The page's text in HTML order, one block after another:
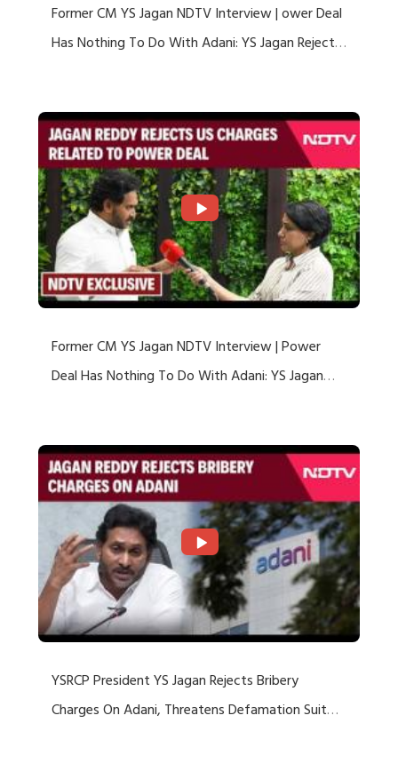
Former CM YS Jagan NDTV Interview | ower Deal
Has Nothing To Do With Adani: YS Jagan Rejects
Former CM YS Jagan NDTV Interview | Power
Deal Has Nothing To Do With Adani: YS Jagan
YSRCP President YS Jagan Rejects Bribery
Charges On Adani, Threatens Defamation Suit